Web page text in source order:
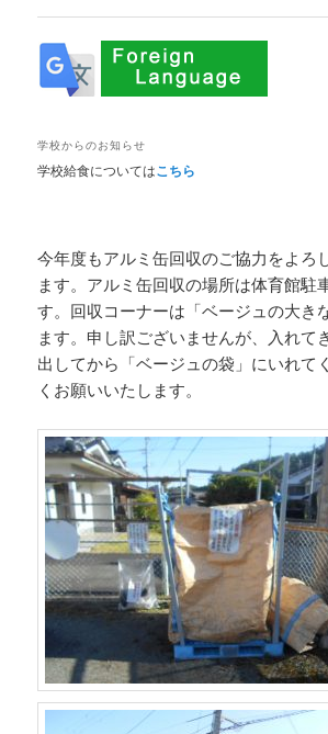
ナ
ビ
ゲ
ー
ョ
ン
学校からのお知らせ
学校給食についてはこちら
今年度もアルミ缶回収のご協力をよろ
ます。アルミ缶回収の場所は体育館駐
す。回収コーナーは「ベージュの大き
ます。申し訳ございませんが、入れて
出してから「ベージュの袋」にいれて
くお願いいたします。